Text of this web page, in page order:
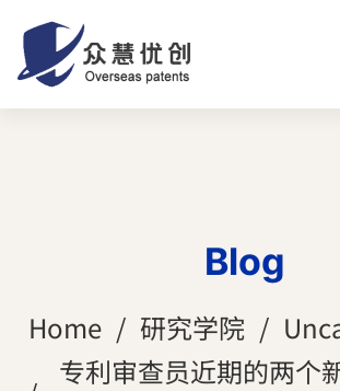
Blog
Home 研究学院
专利审查员近期的两个